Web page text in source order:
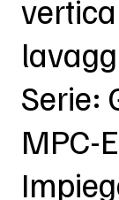
Serie:
MPC-E